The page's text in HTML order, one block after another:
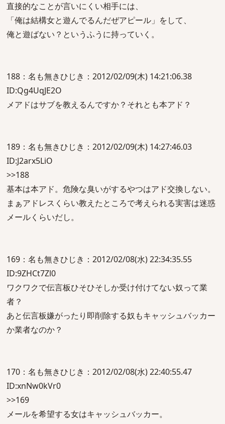
直接的なことが言いにくい相手には、
「俺は結構女と遊んでるんだぜアピール」をして、
俺と遊ばない？というふうに持っていく。
188：名も無きひじき：2012/02/09(木) 14:21:06.38
ID:Qg4UqJE2O
メアドはサブを教えるんですか？それとも本アド？
189：名も無きひじき：2012/02/09(木) 14:27:46.03
ID:J2arx5LiO
>>188
基本は本アド。危険な臭いがするやつはアド交換しない。
まぁアドレスくらい教えたところで考えられる実害は迷惑
メールくらいだし。
169：名も無きひじき：2012/02/08(水) 22:34:35.55
ID:9ZHCt7Zl0
ワクワクで伝言板ひそひそしか受け付けてない奴って業
者？
あと伝言板嫌がったり即削除する奴もキャッシュバッカー
か業者なのか？
170：名も無きひじき：2012/02/08(水) 22:40:55.47
ID:xnNw0kVr0
>>169
メールを希望する女はキャッシュバッカー。